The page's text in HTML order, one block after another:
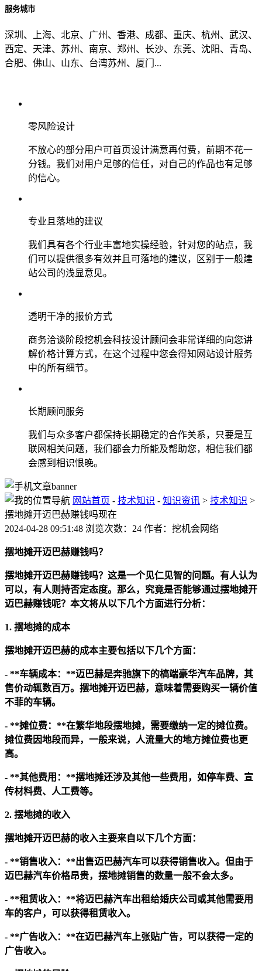
服务城市
深圳、上海、北京、广州、香港、成都、重庆、杭州、武汉、
西定、天津、苏州、南京、郑州、长沙、东莞、沈阳、青岛、
合肥、佛山、山东、台湾苏州、厦门...
零风险设计
不放心的部分用户可首页设计满意再付费，前期不花一
分钱。我们对用户足够的信任，对自己的作品也有足够
的信心。
专业且落地的建议
我们具有各个行业丰富地实操经验，针对您的站点，我
们可以提供很多有效并且可落地的建议，区别于一般建
站公司的浅显意见。
透明干净的报价方式
商务洽谈阶段挖机会科技设计顾问会非常详细的向您讲
解价格计算方式，在这个过程中您会得知网站设计服务
中的所有细节。
长期顾问服务
我们与众多客户都保持长期稳定的合作关系，只要是互
联网相关问题，我们都会力所能及帮助您，相信我们都
会感到相识恨晚。
网站首页 - 技术知识 - 知识资讯 > 技术知识 >
摆地摊开迈巴赫赚钱吗现在
2024-04-28 09:51:48 浏览次数：24 作者：挖机会网络
摆地摊开迈巴赫赚钱吗？
摆地摊开迈巴赫赚钱吗？这是一个见仁见智的问题。有人认为
可以，有人则持否定态度。那么，究竟是否能够通过摆地摊开
迈巴赫赚钱呢？本文将从以下几个方面进行分析：
1. 摆地摊的成本
摆地摊开迈巴赫的成本主要包括以下几个方面：
- **车辆成本：**迈巴赫是奔驰旗下的槁端豪华汽车品牌，其
售价动辄数百万。摆地摊开迈巴赫，意味着需要购买一辆价值
不菲的车辆。
- **摊位费：**在繁华地段摆地摊，需要缴纳一定的摊位费。
摊位费因地段而异，一般来说，人流量大的地方摊位费也更
高。
- **其他费用：**摆地摊还涉及其他一些费用，如停车费、宣
传材料费、人工费等。
2. 摆地摊的收入
摆地摊开迈巴赫的收入主要来自以下几个方面：
- **销售收入：**出售迈巴赫汽车可以获得销售收入。但由于
迈巴赫汽车价格昂贵，摆地摊销售的数量一般不会太多。
- **租赁收入：**将迈巴赫汽车出租给婚庆公司或其他需要用
车的客户，可以获得租赁收入。
- **广告收入：**在迈巴赫汽车上张贴广告，可以获得一定的
广告收入。